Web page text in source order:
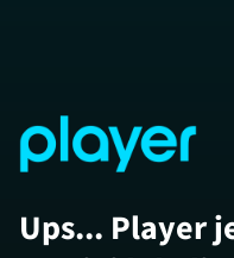
Ups... Player